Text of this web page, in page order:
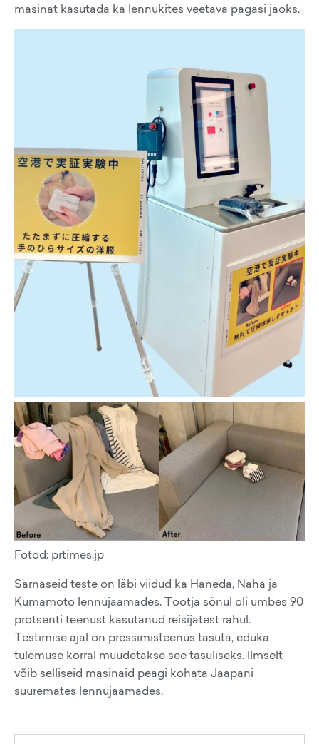
masinat kasutada ka lennukites veetava pagasi jaoks.
Fotod: prtimes.jp
Sarnaseid teste on läbi viidud ka Haneda, Naha ja
Kumamoto lennujaamades. Tootja sõnul oli umbes 90
protsenti teenust kasutanud reisijatest rahul.
Testimise ajal on pressimisteenus tasuta, eduka
tulemuse korral muudetakse see tasuliseks. Ilmselt
võib selliseid masinaid peagi kohata Jaapani
suuremates lennujaamades.